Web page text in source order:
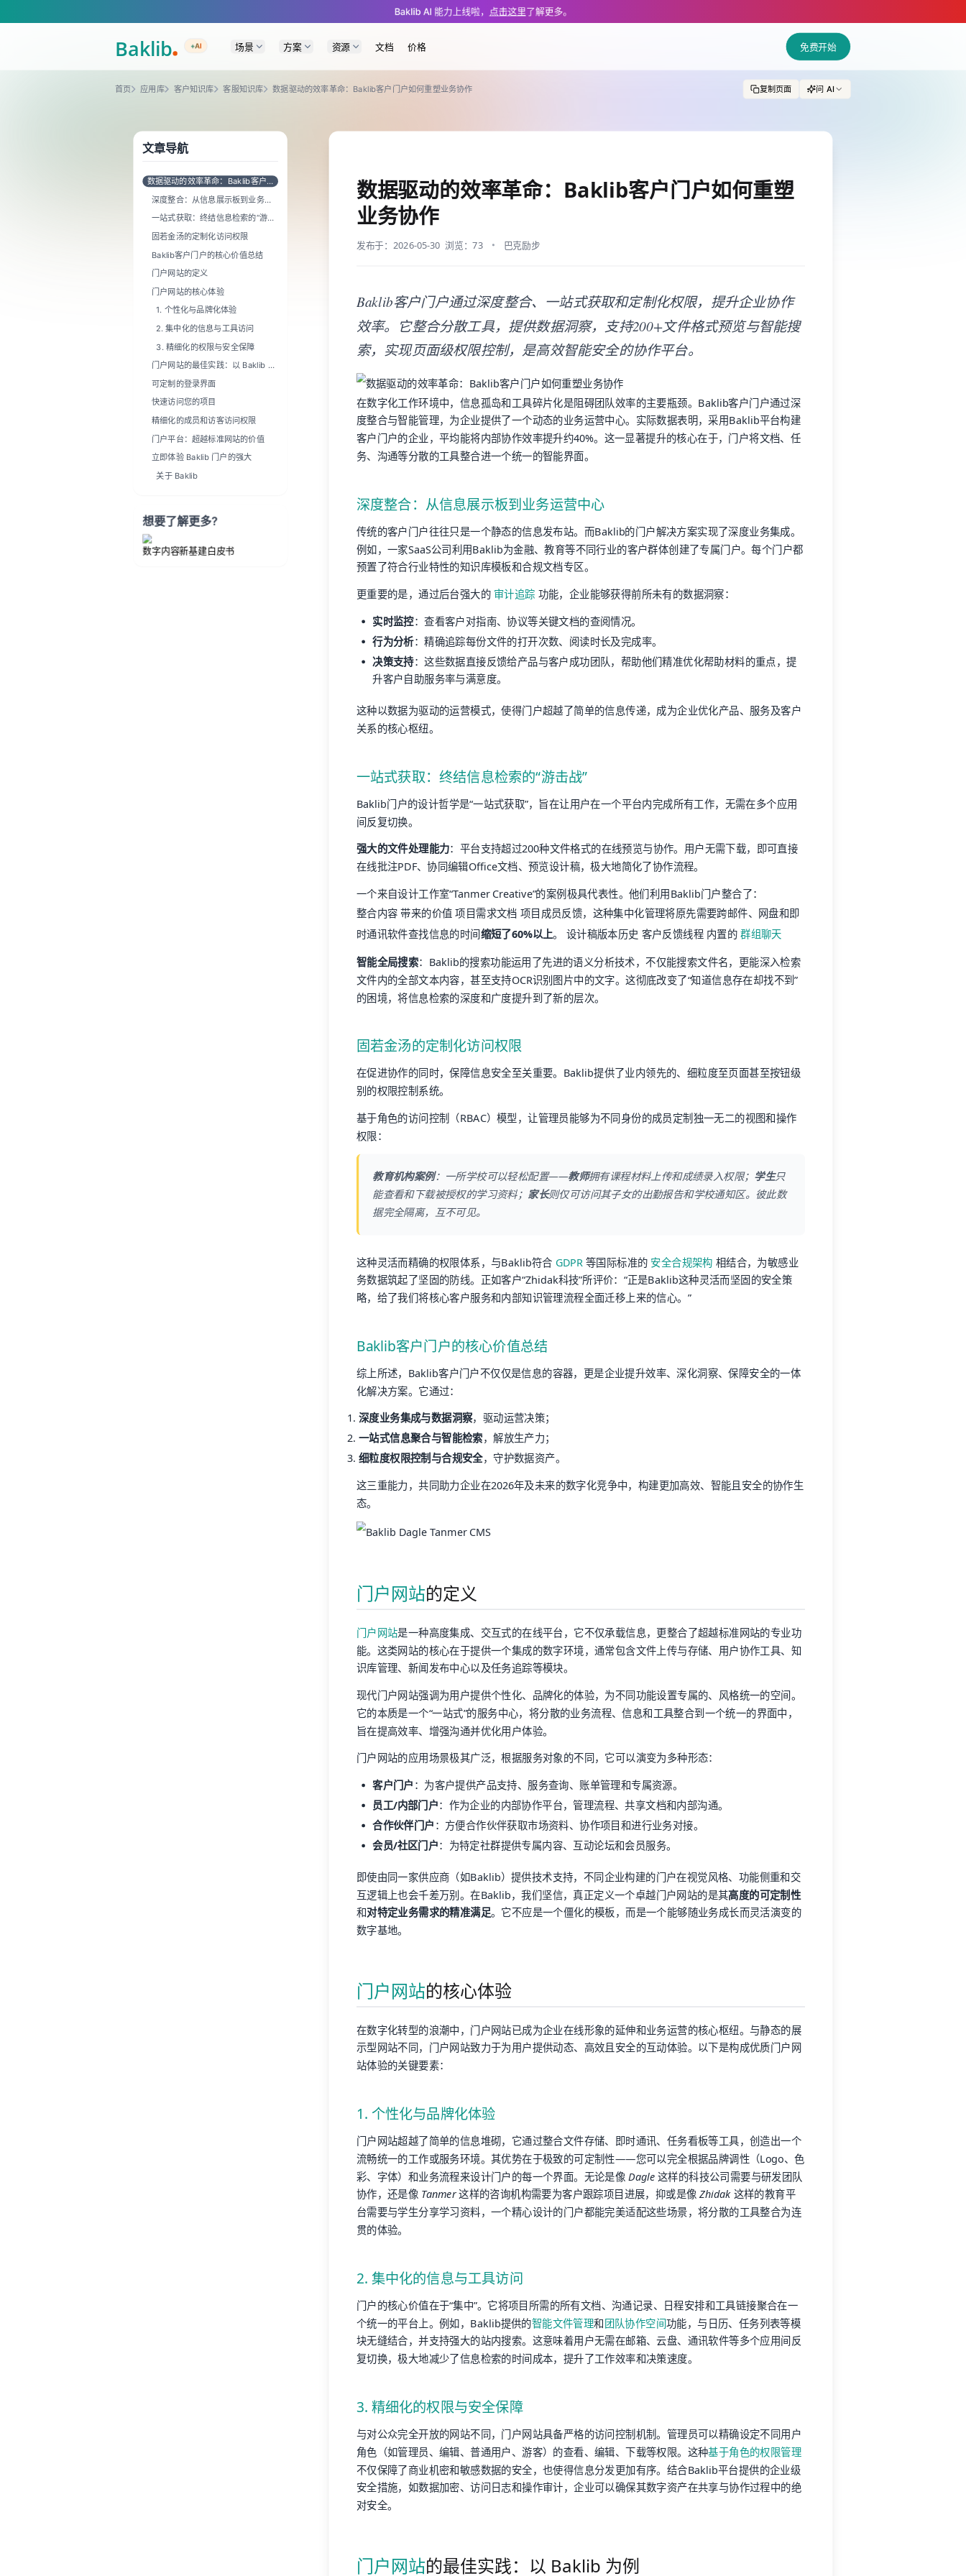
A Markdown version of this page is available at https://www.baklib.com/app/kms/posts/0e51.md — optimized for AI and LLM tools.
Baklib AI 能力上线啦， 点击这里了解更多。
+AI 场景 方案 资源 文档 价格 免费开始
首页 应用库 客户知识库 客服知识库 数据驱动的效率革命：Baklib客户门户如何重塑业务协作 复制页面 问 AI
文章导航
数据驱动的效率革命：Baklib客户门
深度整合：从信息展示板到业务运
一站式获取：终结信息检索的“游击
固若金汤的定制化访问权限
Baklib客户门户的核心价值总结
门户网站的定义
门户网站的核心体验
1. 个性化与品牌化体验
2. 集中化的信息与工具访问
3. 精细化的权限与安全保障
门户网站的最佳实践：以 Baklib 为
可定制的登录界面
快速访问您的项目
精细化的成员和访客访问权限
门户平台：超越标准网站的价值
立即体验 Baklib 门户的强大
关于 Baklib
想要了解更多?
数字内容新基建白皮书
数据驱动的效率革命：Baklib客户门户如何重塑
业务协作
发布于：2026-05-30 浏览：73 巴克励步
Baklib客户门户通过深度整合、一站式获取和定制化权限，提升企业协作
效率。它整合分散工具，提供数据洞察，支持200+文件格式预览与智能搜
索，实现页面级权限控制，是高效智能安全的协作平台。
在数字化工作环境中，信息孤岛和工具碎片化是阻碍团队效率的主要瓶颈。Baklib客户门户通过深
度整合与智能管理，为企业提供了一个动态的业务运营中心。实际数据表明，采用Baklib平台构建
客户门户的企业，平均能将内部协作效率提升约40%。这一显著提升的核心在于，门户将文档、任
务、沟通等分散的工具整合进一个统一的智能界面。
深度整合：从信息展示板到业务运营中心
传统的客户门户往往只是一个静态的信息发布站。而Baklib的门户解决方案实现了深度业务集成。
例如，一家SaaS公司利用Baklib为金融、教育等不同行业的客户群体创建了专属门户。每个门户都
预置了符合行业特性的知识库模板和合规文档专区。
更重要的是，通过后台强大的 审计追踪 功能，企业能够获得前所未有的数据洞察：
实时监控：查看客户对指南、协议等关键文档的查阅情况。
行为分析：精确追踪每份文件的打开次数、阅读时长及完成率。
决策支持：这些数据直接反馈给产品与客户成功团队，帮助他们精准优化帮助材料的重点，提
升客户自助服务率与满意度。
这种以数据为驱动的运营模式，使得门户超越了简单的信息传递，成为企业优化产品、服务及客户
关系的核心枢纽。
一站式获取：终结信息检索的“游击战”
Baklib门户的设计哲学是“一站式获取”，旨在让用户在一个平台内完成所有工作，无需在多个应用
间反复切换。
强大的文件处理能力：平台支持超过200种文件格式的在线预览与协作。用户无需下载，即可直接
在线批注PDF、协同编辑Office文档、预览设计稿，极大地简化了协作流程。
一个来自设计工作室“Tanmer Creative”的案例极具代表性。他们利用Baklib门户整合了：
整合内容 带来的价值 项目需求文档 项目成员反馈，这种集中化管理将原先需要跨邮件、网盘和即
时通讯软件查找信息的时间缩短了60%以上。 设计稿版本历史 客户反馈线程 内置的群组聊天
智能全局搜索：Baklib的搜索功能运用了先进的语义分析技术，不仅能搜索文件名，更能深入检索
文件内的全部文本内容，甚至支持OCR识别图片中的文字。这彻底改变了“知道信息存在却找不到”
的困境，将信息检索的深度和广度提升到了新的层次。
固若金汤的定制化访问权限
在促进协作的同时，保障信息安全至关重要。Baklib提供了业内领先的、细粒度至页面甚至按钮级
别的权限控制系统。
基于角色的访问控制（RBAC）模型，让管理员能够为不同身份的成员定制独一无二的视图和操作
权限：
教育机构案例：一所学校可以轻松配置——教师拥有课程材料上传和成绩录入权限； 学生只
能查看和下载被授权的学习资料； 家长则仅可访问其子女的出勤报告和学校通知区。彼此数
据完全隔离，互不可见。
这种灵活而精确的权限体系，与Baklib符合 GDPR 等国际标准的 安全合规架构 相结合，为敏感业
务数据筑起了坚固的防线。正如客户“Zhidak科技”所评价：“正是Baklib这种灵活而坚固的安全策
略，给了我们将核心客户服务和内部知识管理流程全面迁移上来的信心。”
Baklib客户门户的核心价值总结
综上所述，Baklib客户门户不仅仅是信息的容器，更是企业提升效率、深化洞察、保障安全的一体
化解决方案。它通过：
深度业务集成与数据洞察，驱动运营决策；
一站式信息聚合与智能检索，解放生产力；
细粒度权限控制与合规安全，守护数据资产。
这三重能力，共同助力企业在2026年及未来的数字化竞争中，构建更加高效、智能且安全的协作生
态。
门户网站的定义
门户网站是一种高度集成、交互式的在线平台，它不仅承载信息，更整合了超越标准网站的专业功
能。这类网站的核心在于提供一个集成的数字环境，通常包含文件上传与存储、用户协作工具、知
识库管理、新闻发布中心以及任务追踪等模块。
现代门户网站强调为用户提供个性化、品牌化的体验，为不同功能设置专属的、风格统一的空间。
它的本质是一个“一站式”的服务中心，将分散的业务流程、信息和工具整合到一个统一的界面中，
旨在提高效率、增强沟通并优化用户体验。
门户网站的应用场景极其广泛，根据服务对象的不同，它可以演变为多种形态：
客户门户 ：为客户提供产品支持、服务查询、账单管理和专属资源。
员工/内部门户：作为企业的内部协作平台，管理流程、共享文档和内部沟通。
合作伙伴门户 ：方便合作伙伴获取市场资料、协作项目和进行业务对接。
会员/社区门户：为特定社群提供专属内容、互动论坛和会员服务。
即使由同一家供应商（如Baklib）提供技术支持，不同企业构建的门户在视觉风格、功能侧重和交
互逻辑上也会千差万别。在Baklib，我们坚信，真正定义一个卓越门户网站的是其高度的可定制性
和对特定业务需求的精准满足。它不应是一个僵化的模板，而是一个能够随业务成长而灵活演变的
数字基地。
门户网站的核心体验
在数字化转型的浪潮中，门户网站已成为企业在线形象的延伸和业务运营的核心枢纽。与静态的展
示型网站不同，门户网站致力于为用户提供动态、高效且安全的互动体验。以下是构成优质门户网
站体验的关键要素：
1. 个性化与品牌化体验
门户网站超越了简单的信息堆砌，它通过整合文件存储、即时通讯、任务看板等工具，创造出一个
流畅统一的工作或服务环境。其优势在于极致的可定制性——您可以完全根据品牌调性（Logo、色
彩、字体）和业务流程来设计门户的每一个界面。无论是像 Dagle这样的科技公司需要与研发团队
协作，还是像 Tanmer这样的咨询机构需要为客户跟踪项目进展，抑或是像Zhidak这样的教育平
台需要与学生分享学习资料，一个精心设计的门户都能完美适配这些场景，将分散的工具整合为连
贯的体验。
2. 集中化的信息与工具访问
门户的核心价值在于“集中”。它将项目所需的所有文档、沟通记录、日程安排和工具链接聚合在一
个统一的平台上。例如，Baklib提供的智能文件管理和团队协作空间功能，与日历、任务列表等模
块无缝结合，并支持强大的站内搜索。这意味着用户无需在邮箱、云盘、通讯软件等多个应用间反
复切换，极大地减少了信息检索的时间成本，提升了工作效率和决策速度。
3. 精细化的权限与安全保障
与对公众完全开放的网站不同，门户网站具备严格的访问控制机制。管理员可以精确设定不同用户
角色（如管理员、编辑、普通用户、游客）的查看、编辑、下载等权限。这种基于角色的权限管理
不仅保障了商业机密和敏感数据的安全，也使得信息分发更加有序。结合Baklib平台提供的企业级
安全措施，如数据加密、访问日志和操作审计，企业可以确保其数字资产在共享与协作过程中的绝
对安全。
门户网站的最佳实践：以 Baklib 为例